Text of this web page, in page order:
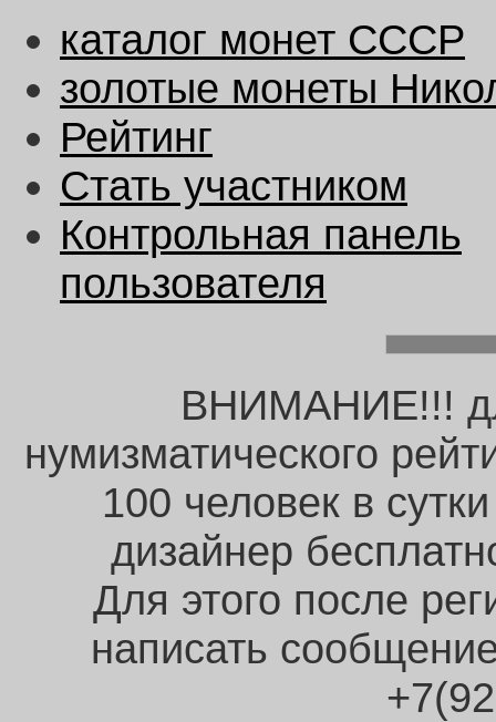
каталог монет CCCР
золотые монеты
Рейтинг
Стать участником
Контрольная панель
пользователя
ВНИМАНИЕ!!!
нумизматического
100 человек в
дизайнер
Для этого после
написать